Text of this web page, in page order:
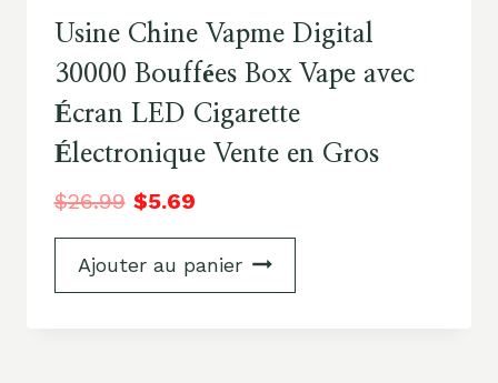
Usine Chine Vapme Digital
30000 Bouffées Box Vape avec
Écran LED Cigarette
Électronique Vente en Gros
$26.99 $5.69
Ajouter au panier